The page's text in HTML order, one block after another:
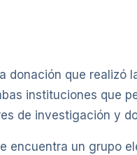
que realizó
instituciones que
de investigación y
encuentra un grupo